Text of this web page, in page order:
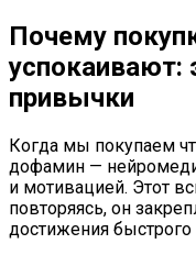
Почему
успокаивают:
привычки
Когда мы покупаем
дофамин —
и мотивацией. Этот
повторяясь, он
достижения